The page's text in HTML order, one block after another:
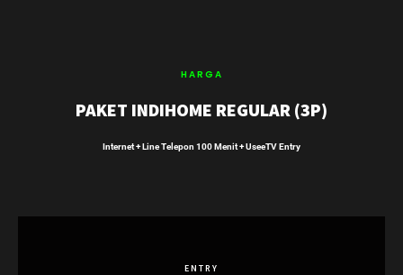
HARGA
PAKET INDIHOME REGULAR (3P)
Internet + Line Telepon 100 Menit + UseeTV Entry
ENTRY